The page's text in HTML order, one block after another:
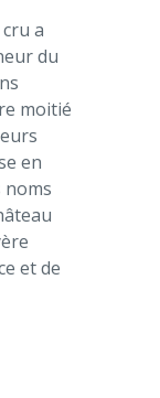
a
du
moitié
en
noms
et de